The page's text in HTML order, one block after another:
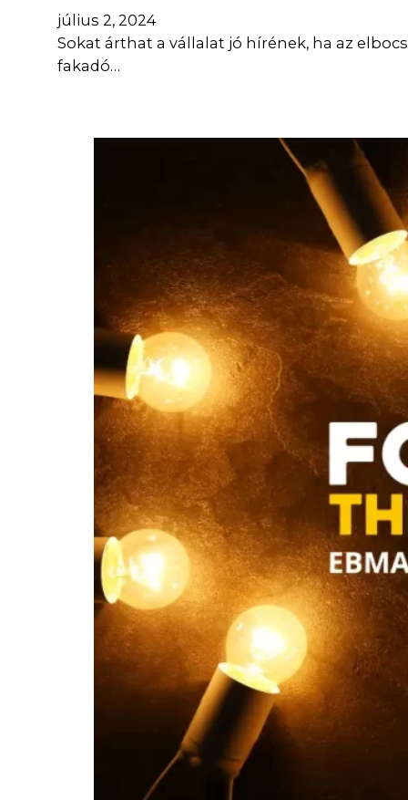
július 2, 2024
Sokat árthat a vállalat jó hírének, ha az
fakadó…